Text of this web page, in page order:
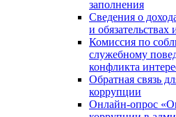
заполнения
Сведения о
и
Комиссия по
служебному
конфликта
Обратная связь
коррупции
Онлайн-опрос